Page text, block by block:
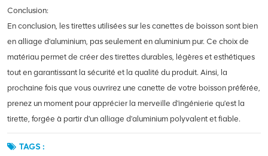
Conclusion:
En conclusion, les tirettes utilisées sur les canettes de boisson sont bien
en alliage d'aluminium, pas seulement en aluminium pur. Ce choix de
matériau permet de créer des tirettes durables, légères et esthétiques
tout en garantissant la sécurité et la qualité du produit. Ainsi, la
prochaine fois que vous ouvrirez une canette de votre boisson préférée,
prenez un moment pour apprécier la merveille d'ingénierie qu'est la
tirette, forgée à partir d'un alliage d'aluminium polyvalent et fiable.
TAGS :